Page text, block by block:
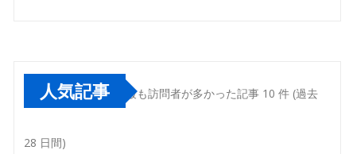
人気記事 最も訪問者が多かった記事 10 件 (過去
28 日間)